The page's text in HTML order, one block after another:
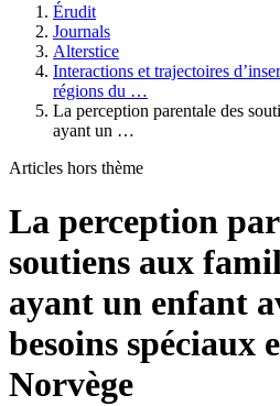
Érudit
Journals
Alterstice
Interactions et trajectoires
régions du …
La perception parentale des
ayant un …
Articles hors thème
La perception
soutiens aux
ayant un enfant
besoins spéciaux
Norvège